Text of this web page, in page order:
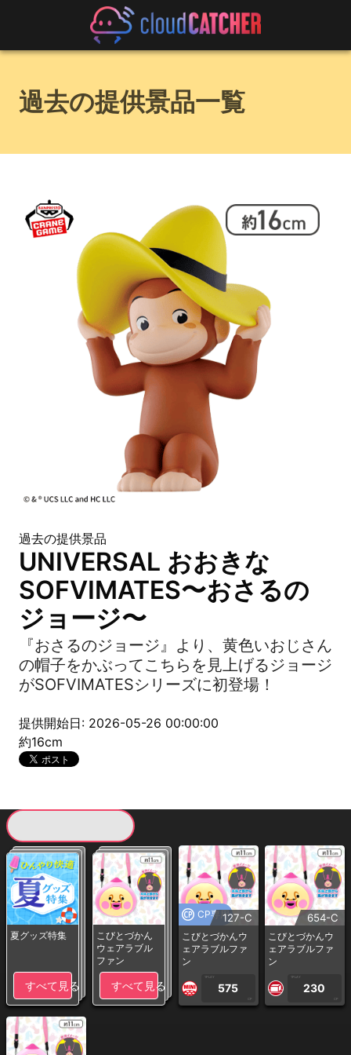
過去の提供景品一覧
過去の提供景品
UNIVERSAL おおきな
SOFVIMATES〜おさるの
ジョージ〜
『おさるのジョージ』より、黄色いおじさん
の帽子をかぶってこちらを見上げるジョージ
がSOFVIMATESシリーズに初登場！
提供開始日: 2026-05-26 00:00:00
約16cm
夏グッズ特集
すべて見る
こびとづかん
ウェアラブル
ファン
すべて見る
CP専用127-C
こびとづかんウ
ェアラブルファ
ン
1PLAY
575
CP
654-C
こびとづかんウ
ェアラブルファ
ン
1PLAY
230
CP